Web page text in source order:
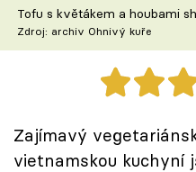
Recepty z TV
Speciál: Cuketa
Těhotnej kuchař
Sledujte prima+
Tofu s květákem a houbami
Zdroj: archiv Ohnivý kuře
Zajímavý
vietnamskou kuchyní